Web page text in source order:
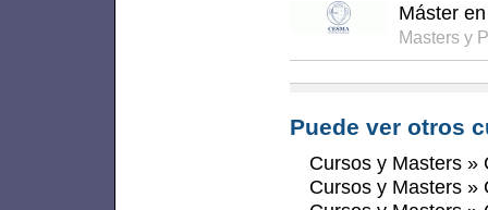
Máster
Masters y
Puede ver otros
Cursos y Masters »
Cursos y Masters »